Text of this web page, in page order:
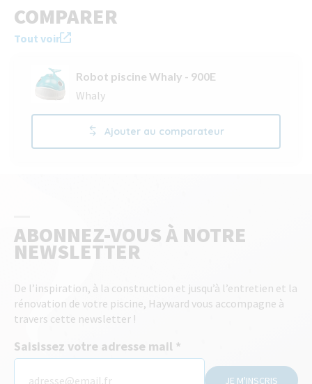
COMPARER
Tout voir
Robot piscine Whaly - 900E
Whaly
Ajouter au comparateur
ABONNEZ-VOUS À NOTRE
NEWSLETTER
De l’inspiration, à la construction et jusqu’à l’entretien et la
rénovation de votre piscine, Hayward vous accompagne à
travers cette newsletter !
Saisissez votre adresse mail
JE M'INSCRIS